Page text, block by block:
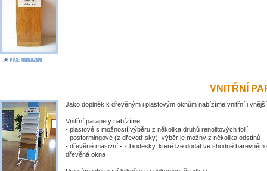
VNITŘNÍ
Jako doplněk k dřevěným i plastovým oknům nabízíme vnitřní i
Vnitřní parapety nabízíme:
- plastové s možností výběru z několika druhů renolitových folií
- posformingové (z dřevotřísky), výběr je možný z několika odstínů
- dřevěné masivní - z biodesky, které lze dodat ve shodné barevném
dřevěná okna